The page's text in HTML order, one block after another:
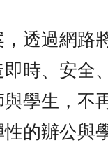
透過網路
時、安全
學生，不
的辦公與